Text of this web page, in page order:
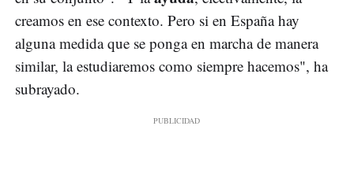
creamos en ese contexto. Pero si en España hay
alguna medida que se ponga en marcha de manera
similar, la estudiaremos como siempre hacemos", ha
subrayado.